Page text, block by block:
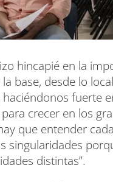
hincapié en la
base, desde lo
fuerte
crecer en los
que entender
singularidades
distintas”.